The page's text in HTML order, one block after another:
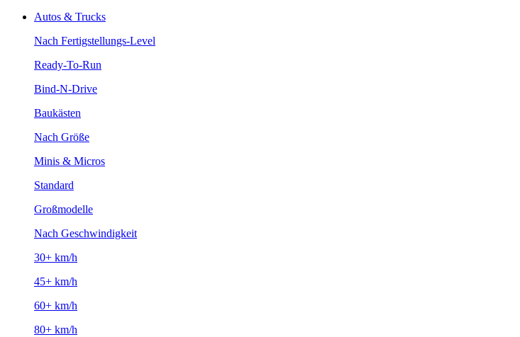
Autos & Trucks
Nach Fertigstellungs-Level
Ready-To-Run
Bind-N-Drive
Baukästen
Nach Größe
Minis & Micros
Standard
Großmodelle
Nach Geschwindigkeit
30+ km/h
45+ km/h
60+ km/h
80+ km/h